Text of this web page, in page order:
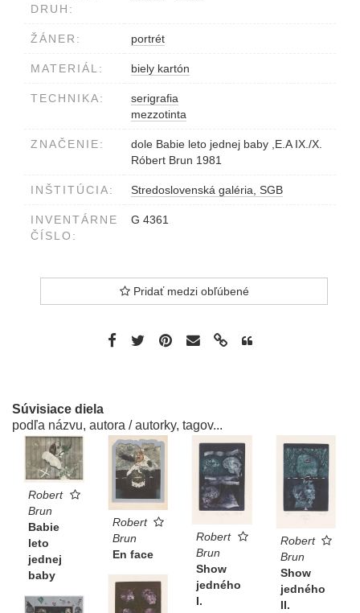
DRUH:
ŽÁNER: portrét
MATERIÁL: biely kartón
TECHNIKA:
serigrafia
mezzotinta
ZNAČENIE:
dole Babie leto jednej baby ,E.A IX./X.
Róbert Brun 1981
INŠTITÚCIA: Stredoslovenská galéria, SGB
INVENTÁRNE
ČÍSLO:
G 4361
Pridať medzi obľúbené
Súvisiace diela
podľa názvu, autora / autorky, tagov...
Robert
Brun
Babie
leto
jednej
baby
Robert
Brun
En face
Robert
Brun
Show
jedného
I.
Robert
Brun
Show
jedného
II.